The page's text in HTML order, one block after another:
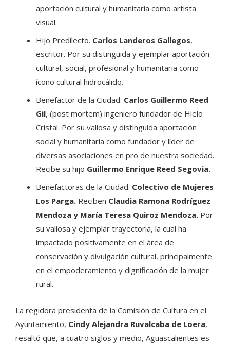
aportación cultural y humanitaria como artista
visual.
Hijo Predilecto. Carlos Landeros Gallegos,
escritor. Por su distinguida y ejemplar aportación
cultural, social, profesional y humanitaria como
ícono cultural hidrocálido.
Benefactor de la Ciudad. Carlos Guillermo Reed
Gil, (post mortem) ingeniero fundador de Hielo
Cristal. Por su valiosa y distinguida aportación
social y humanitaria como fundador y líder de
diversas asociaciones en pro de nuestra sociedad.
Recibe su hijo Guillermo Enrique Reed Segovia.
Benefactoras de la Ciudad. Colectivo de Mujeres
Los Parga. Reciben Claudia Ramona Rodríguez
Mendoza y María Teresa Quiroz Mendoza. Por
su valiosa y ejemplar trayectoria, la cual ha
impactado positivamente en el área de
conservación y divulgación cultural, principalmente
en el empoderamiento y dignificación de la mujer
rural.
La regidora presidenta de la Comisión de Cultura en el
Ayuntamiento, Cindy Alejandra Ruvalcaba de Loera,
resaltó que, a cuatro siglos y medio, Aguascalientes es